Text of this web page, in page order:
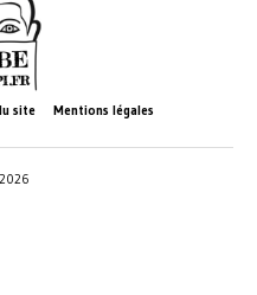
site Mentions légales